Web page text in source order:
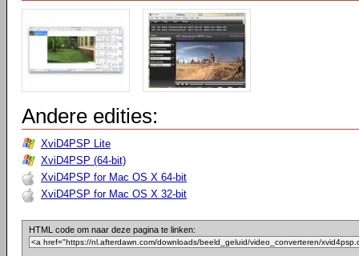
Andere edities:
XviD4PSP Lite
XviD4PSP (64-bit)
XviD4PSP for Mac OS X 64-bit
XviD4PSP for Mac OS X 32-bit
HTML code om naar deze pagina te linken: